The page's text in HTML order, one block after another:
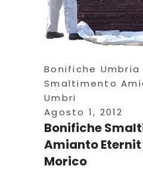
Bonifiche Umbria
Smaltimento
Umbri
Agosto 1, 2012
Bonifiche
Amianto Eternit
Morico